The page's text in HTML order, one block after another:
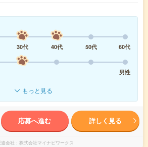
30代 40代 50代
60代
男性
もっと見る
応募へ進む 詳しく見る
会社 株式会社マイナビワークス